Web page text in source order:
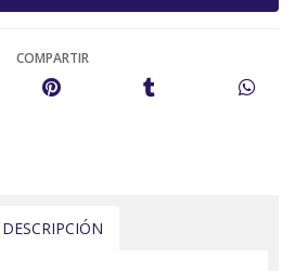
COMPARTIR
DESCRIPCIÓN